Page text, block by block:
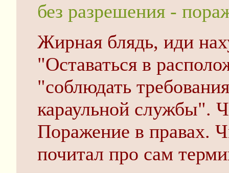
без разрешения -
Жирная блядь, иди
"Оставаться в
"соблюдать
караульной службы".
Поражение в правах.
почитал про сам